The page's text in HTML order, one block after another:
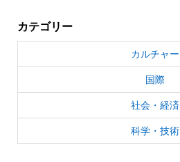
カテゴリー
カルチャー
国際
社会・経済
科学・技術